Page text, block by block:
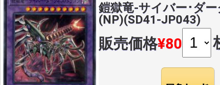
鎧獄竜-サイバー･ダ
(NP)(SD41-JP043)
販売価格¥80